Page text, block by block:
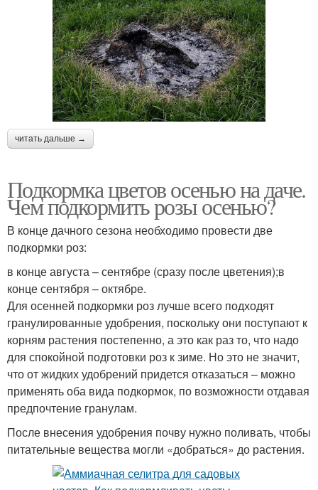
читать дальше →
Подкормка цветов осенью на даче.
Чем подкормить розы осенью?
В конце дачного сезона необходимо провести две
подкормки роз:
в конце августа – сентябре (сразу после цветения);в
конце сентября – октябре.
Для осенней подкормки роз лучше всего подходят
гранулированные удобрения, поскольку они поступают к
корням растения постепенно, а это как раз то, что надо
для спокойной подготовки роз к зиме. Но это не значит,
что от жидких удобрений придется отказаться – можно
применять оба вида подкормок, по возможности отдавая
предпочтение гранулам.
После внесения удобрения почву нужно поливать, чтобы
питательные вещества могли «добраться» до растения.